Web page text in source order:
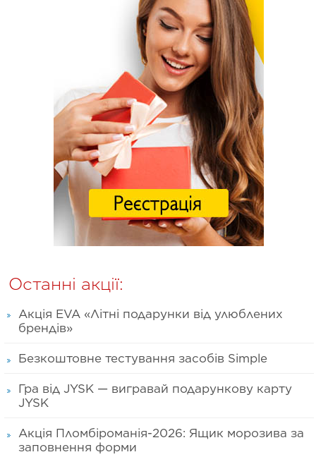
Останні акції:
Акція EVA «Літні подарунки від улюблених
брендів»
Безкоштовне тестування засобів Simple
Гра від JYSK — вигравай подарункову карту
JYSK
Акція Пломбіроманія-2026: Ящик морозива за
заповнення форми